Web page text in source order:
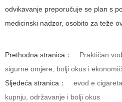
odvikavanje preporučuje se plan s
medicinski nadzor, osobito za teže
Prethodna stranica：
Praktičan
sigurne omjere, bolji okus i
Sljedeća stranica：
evod e
kupnju, održavanje i bolji okus